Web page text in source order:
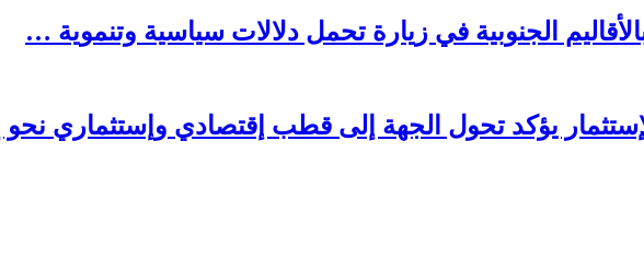
الجنوبية في زيارة تحمل دلالات سياسية وتنموية …
يؤكد تحول الجهة إلى قطب إقتصادي وإستثماري نحو